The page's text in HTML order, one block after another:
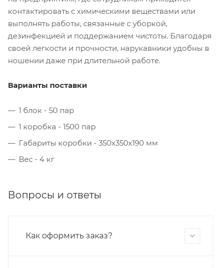
контактировать с химическими веществами или
выполнять работы, связанные с уборкой,
дезинфекцией и поддержанием чистоты. Благодаря
своей легкости и прочности, нарукавники удобны в
ношении даже при длительной работе.
Варианты поставки
1 блок - 50 пар
1 коробка - 1500 пар
Габариты коробки - 350х350х190 мм
Вес - 4 кг
Вопросы и ответы
Как оформить заказ?